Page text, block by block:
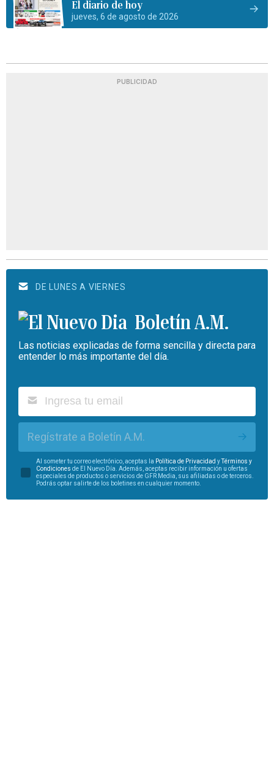
El diario de hoy
jueves, 6 de agosto de 2026
PUBLICIDAD
DE LUNES A VIERNES
Boletín A.M.
Las noticias explicadas de forma sencilla y directa para
entender lo más importante del día.
Regístrate a Boletín A.M.
Al someter tu correo electrónico, aceptas la Política de Privacidad yTérminos y
Condiciones de El Nuevo Día. Además, aceptas recibir información u ofertas
especiales de productos o servicios de GFR Media, sus afiliadas o de terceros.
Podrás optar salirte de los boletines en cualquier momento.